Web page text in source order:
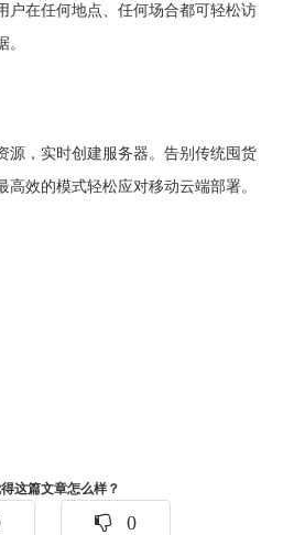
户在任何地点、任何场合都可轻松访
。
源，实时创建服务器。告别传统囤货
高效的模式轻松应对移动云端部署。
这篇文章怎么样？
0